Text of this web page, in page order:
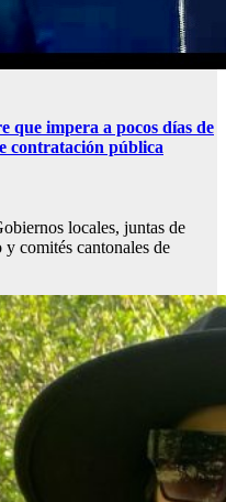
impera a pocos días de
contratación pública
locales, juntas de
comités cantonales de